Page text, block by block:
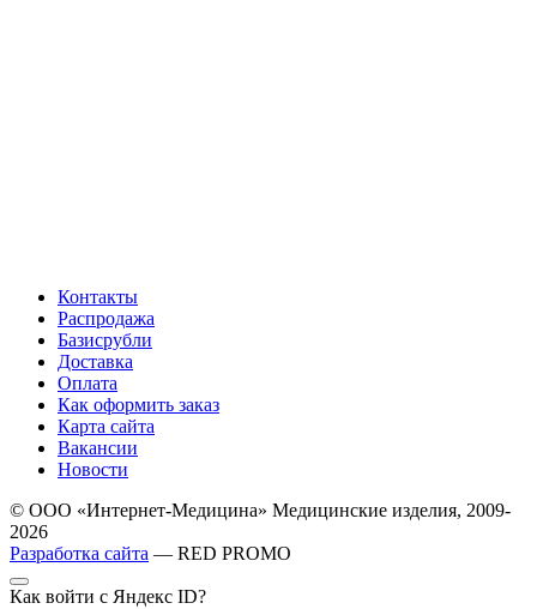
Контакты
Распродажа
Базисрубли
Доставка
Оплата
Как оформить заказ
Карта сайта
Вакансии
Новости
© ООО «Интернет-Медицина» Медицинские изделия, 2009-
2026
Разработка сайта — RED PROMO
Как войти с Яндекс ID?